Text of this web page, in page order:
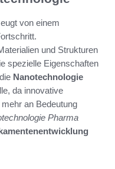
von einem
und Strukturen
spezielle Eigenschaften
Nanotechnologie
da innovative
an Bedeutung
Pharma